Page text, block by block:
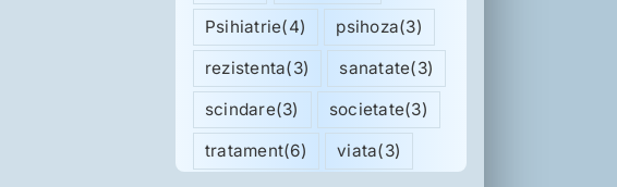
Psihiatrie(4) psihoza(3)
rezistenta(3) sanatate(3)
scindare(3) societate(3)
tratament(6) viata(3)